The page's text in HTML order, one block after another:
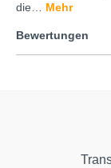
die… Mehr
Bewertungen